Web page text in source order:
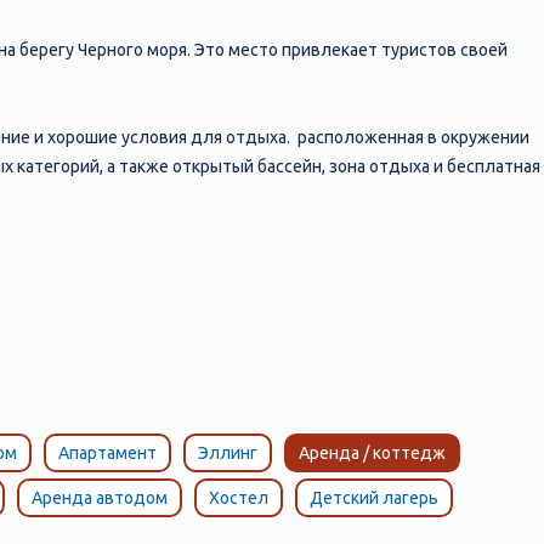
берегу Черного моря. Это место привлекает туристов своей
и хорошие условия для отдыха. расположенная в окружении
а также открытый бассейн, зона отдыха и бесплатная
или частные апартаменты в Профессорском уголке.
по окрестностям, катание на водных лыжах и вейкборде,
море, с уютными отелями и гостевыми домами, хорошими
Апартамент Эллинг Аренда / коттедж
Аренда автодом Хостел Детский лагерь